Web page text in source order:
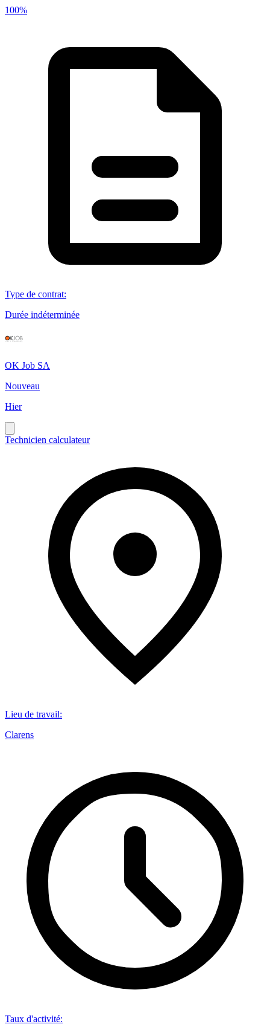
100%
Type de contrat:
Durée indéterminée
OK Job SA
Nouveau
Hier
Technicien calculateur
Lieu de travail:
Clarens
Taux d'activité: